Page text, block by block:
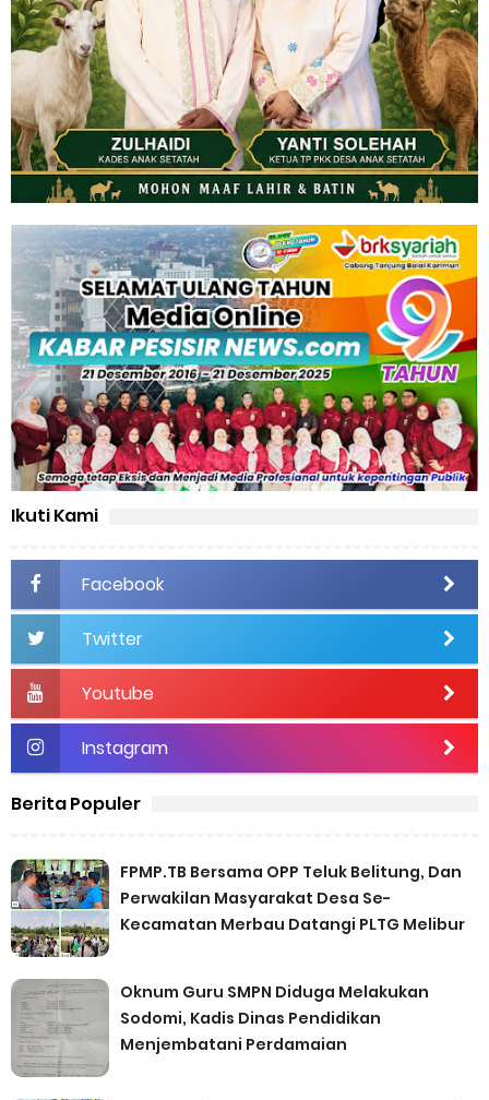
Ikuti Kami
Facebook
Twitter
Youtube
Instagram
Berita Populer
FPMP.TB Bersama OPP Teluk Belitung, Dan
Perwakilan Masyarakat Desa Se-
Kecamatan Merbau Datangi PLTG Melibur
Oknum Guru SMPN Diduga Melakukan
Sodomi, Kadis Dinas Pendidikan
Menjembatani Perdamaian